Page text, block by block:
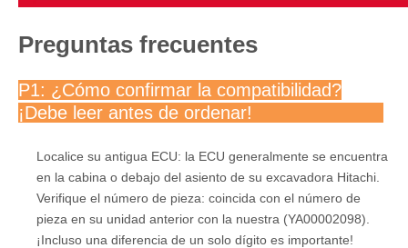
Preguntas frecuentes
P1: ¿Cómo confirmar la compatibilidad?
¡Debe leer antes de ordenar!
Localice su antigua ECU: la ECU generalmente se encuentra
en la cabina o debajo del asiento de su excavadora Hitachi.
Verifique el número de pieza: coincida con el número de
pieza en su unidad anterior con la nuestra (YA00002098).
¡Incluso una diferencia de un solo dígito es importante!